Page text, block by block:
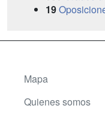
19
Mapa
Quienes somos